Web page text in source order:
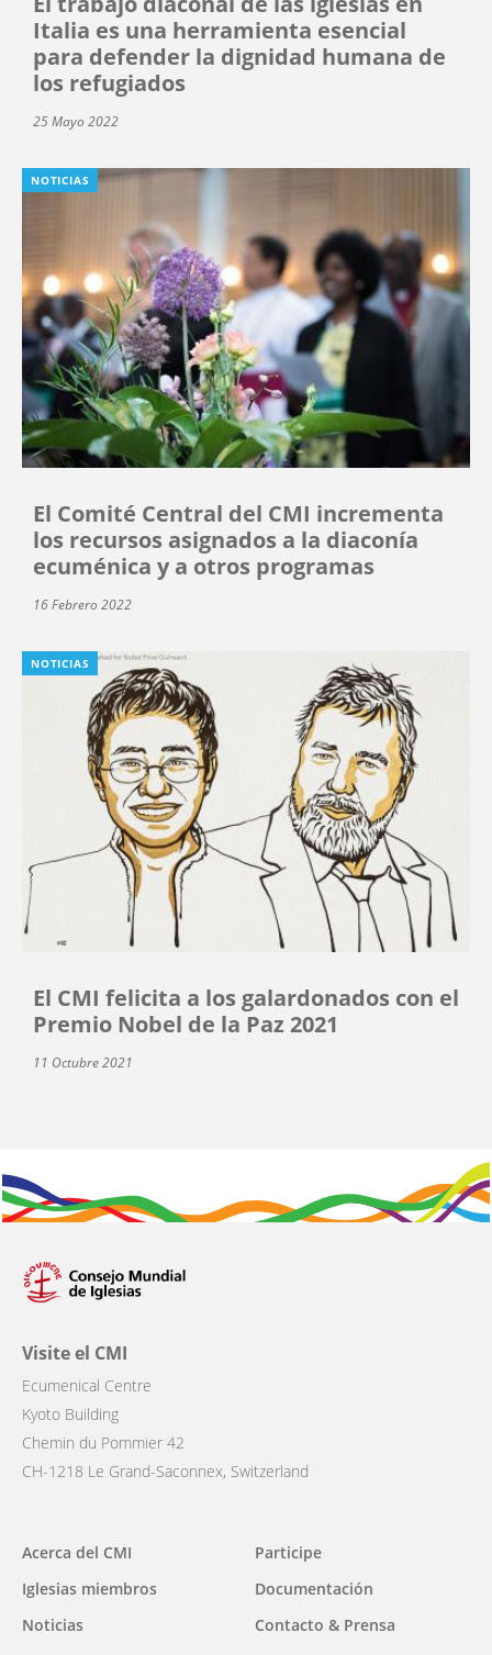
Italia es una herramienta esencial
para defender la dignidad humana de
los refugiados
25 Mayo 2022
NOTICIAS
El Comité Central del CMI incrementa
los recursos asignados a la diaconía
ecuménica y a otros programas
16 Febrero 2022
NOTICIAS
El CMI felicita a los galardonados con el
Premio Nobel de la Paz 2021
11 Octubre 2021
Visite el CMI
Ecumenical Centre
Kyoto Building
Chemin du Pommier 42
CH-1218 Le Grand-Saconnex, Switzerland
Main
navigation
Acerca del CMI
Iglesias miembros
Noticias
Participe
Documentación
Contacto & Prensa